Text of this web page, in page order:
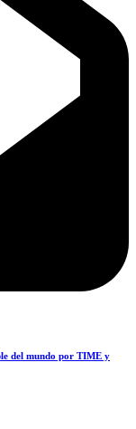
del mundo por TIME y